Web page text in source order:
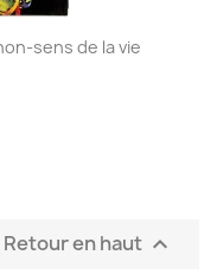
sens de la vie
Retour en haut 